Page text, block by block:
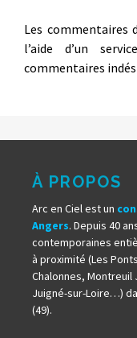
Les commentaires
l’aide d’un
commentaires
À PROPOS
Arc en Ciel est un
Angers. Depuis 40
contemporaines
à proximité (Les
Chalonnes, Montreuil
Juigné-sur-Loire…)
(49).